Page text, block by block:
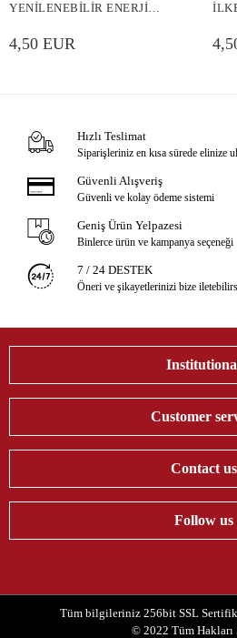
YENİLENEBİLİR ENERJİ
4,50 EUR
Hızlı Teslimat
Siparişleriniz en kısa sürede elinize
Güvenli Alışveriş
Güvenli ve kolay ödeme sistemi
Geniş Ürün Yelpazesi
Binlerce ürün ve kampanya seçeneği
7 / 24 DESTEK
Öneri ve şikayetlerinizi bize
Customer
Contact us
Follow us
Tüm bilgileriniz 256bit SSL
© 2022 Tüm Hakları